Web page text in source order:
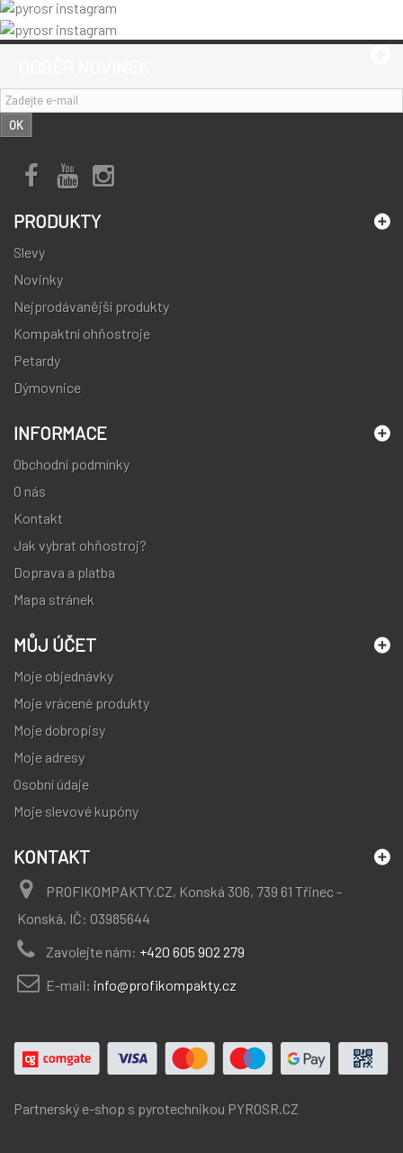
OK
PRODUKTY
Slevy
Novinky
Nejprodávanější produkty
Kompaktní ohňostroje
Petardy
Dýmovnice
INFORMACE
Obchodní podmínky
O nás
Kontakt
Jak vybrat ohňostroj?
Doprava a platba
Mapa stránek
MŮJ ÚČET
Moje objednávky
Moje vrácené produkty
Moje dobropisy
Moje adresy
Osobní údaje
Moje slevové kupóny
KONTAKT
PROFIKOMPAKTY.CZ, Konská 306, 739 61 Třinec -
Konská, IČ: 03985644
Zavolejte nám: +420 605 902 279
E-mail: info@profikompakty.cz
Partnerský e-shop s pyrotechnikou PYROSR.CZ